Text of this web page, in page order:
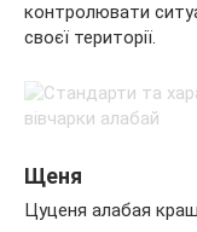
контролювати
своєї території.
Щеня
Цуценя алабая